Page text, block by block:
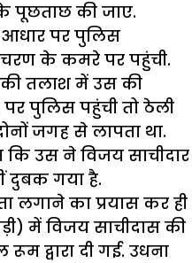
पूछताछ की जाए.
आधार पर पुलिस
के कमरे पर पहुंची.
की तलाश में उस की
पुलिस पहुंची तो ठेली
जगह से लापता था.
उस ने विजय साचीदार
दुबक गया है.
का प्रयास कर ही
में विजय साचीदास की
द्वारा दी गई. उधना